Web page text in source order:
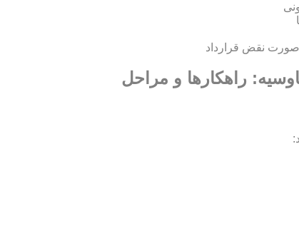
نقض قرارداد
راهکارها و مراحل